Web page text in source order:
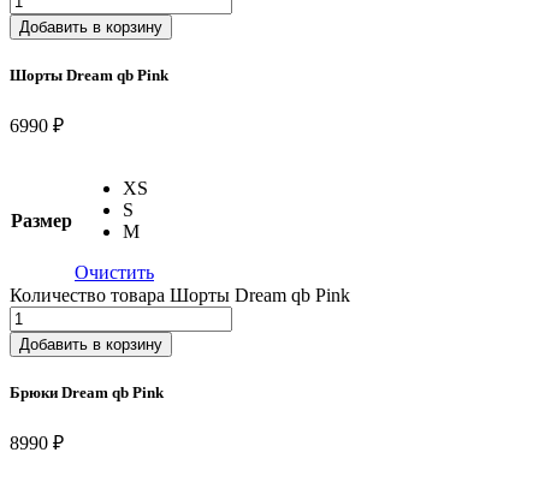
Добавить в корзину
Шорты Dream qb Pink
6990 ₽
Размер
XS
S
M
Очистить
Количество товара Шорты Dream qb Pink
Добавить в корзину
Брюки Dream qb Pink
8990 ₽